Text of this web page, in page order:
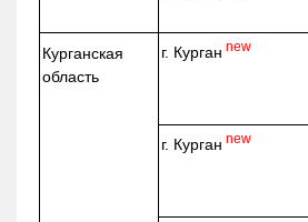
Курганская
область
г. Курган new
г. Курган new